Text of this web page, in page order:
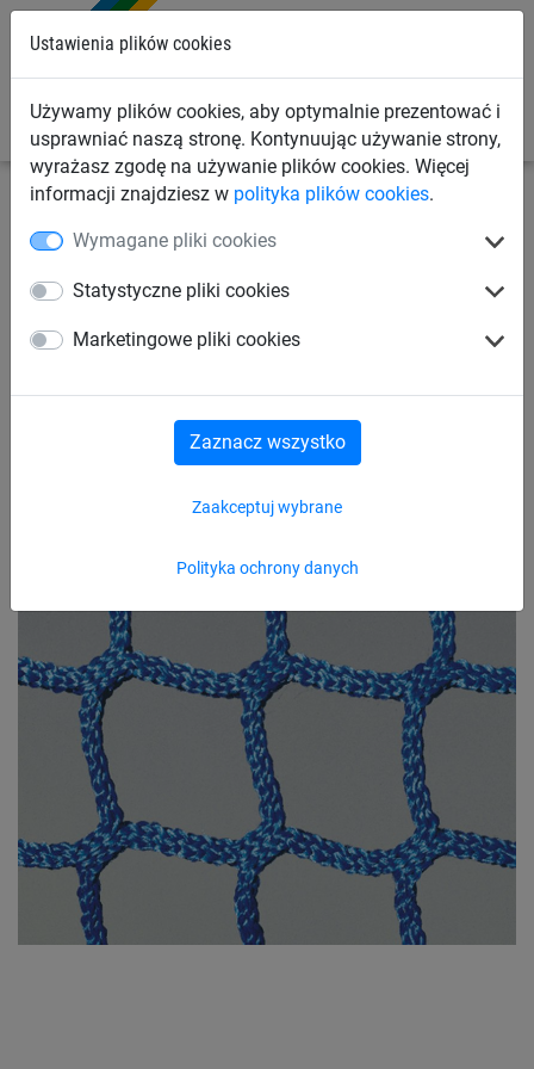
Ustawienia plików cookies
Używamy plików cookies, aby optymalnie prezentować i
usprawniać naszą stronę. Kontynuując używanie strony,
wyrażasz zgodę na używanie plików cookies. Więcej
informacji znajdziesz w polityka plików cookies.
Wymagane pliki cookies
Statystyczne pliki cookies
Marketingowe pliki cookies
Polityka ochrony danych
Zaakceptuj wybrane
Zaznacz wszystko
bezpieczeństwa (typu U)
Siatka zabezpieczająca na
rusztowanie, typ U